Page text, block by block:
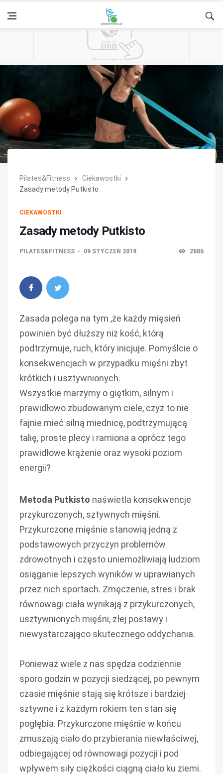
Pilates&Fitness
Ciekawostki
Zasady metody Putkisto
CIEKAWOSTKI
Zasady metody Putkisto
PILATES&FITNESS 09 STYCZEŃ 2019 2886
Zasada polega na tym ,że każdy mięsień
powinien być dłuższy niż kość, którą
podtrzymuje, ruch, który inicjuje. Pomyślcie o
konsekwencjach w przypadku mięśni zbyt
krótkich i usztywnionych.
Wszystkie marzymy o giętkim, silnym i
prawidłowo zbudowanym ciele, czyż to nie
fajnie mieć silną miednicę, podtrzymującą
talię, proste plecy i ramiona a oprócz tego
prawidłowe krążenie oraz wysoki poziom
energii?
Metoda Putkisto naświetla konsekwencje
przykurczonych, sztywnych mięśni.
Przykurczone mięśnie stanowią jedną z
podstawowych przyczyn problemów
zdrowotnych i często uniemożliwiają ludziom
osiąganie lepszych wyników w uprawianych
przez nich sportach. Zmęczenie, stres i brak
równowagi ciała wynikają z przykurczonych,
usztywnionych mięśni, złej postawy i
niewystarczająco skutecznego oddychania.
Ponieważ wiele z nas spędza codziennie
sporo godzin w pozycji siedzącej, po pewnym
czasie mięśnie stają się krótsze i bardziej
sztywne i z każdym rokiem ten stan się
pogłębia. Przykurczone mięśnie w końcu
zmuszają ciało do przybierania niewłaściwej,
odbiegającej od równowagi pozycji i pod
wpływem siły ciężkości ciągną ciało ku ziemi.